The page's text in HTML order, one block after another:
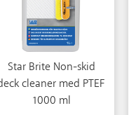
Star Brite Non-skid
cleaner med PTEF
1000 ml